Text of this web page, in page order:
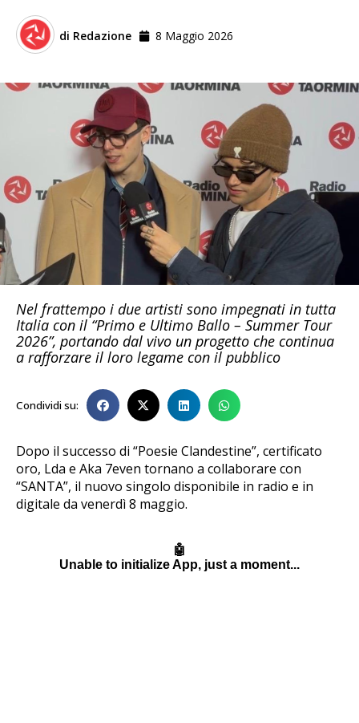
di Redazione 8 Maggio 2026
Nel frattempo i due artisti sono impegnati in tutta
Italia con il “Primo e Ultimo Ballo – Summer Tour
2026”, portando dal vivo un progetto che continua
a rafforzare il loro legame con il pubblico
Condividi su:
Dopo il successo di “Poesie Clandestine”, certificato
oro, Lda e Aka 7even tornano a collaborare con
“SANTA”, il nuovo singolo disponibile in radio e in
digitale da venerdì 8 maggio.